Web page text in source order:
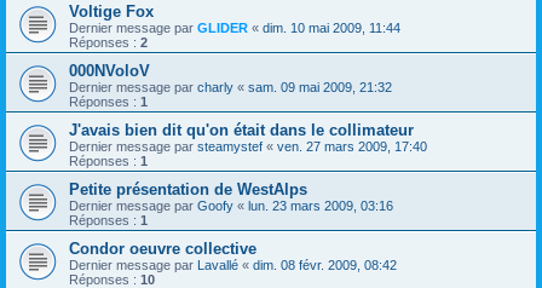
Voltige Fox
Dernier message par GLIDER « dim. 10 mai 2009, 11:44
Réponses : 2
000NVoloV
Dernier message par charly « sam. 09 mai 2009, 21:32
Réponses : 1
J'avais bien dit qu'on était dans le collimateur
Dernier message par steamystef « ven. 27 mars 2009, 17:40
Réponses : 1
Petite présentation de WestAlps
Dernier message par Goofy « lun. 23 mars 2009, 03:16
Réponses : 1
Condor oeuvre collective
Dernier message par Lavallé « dim. 08 févr. 2009, 08:42
Réponses : 10